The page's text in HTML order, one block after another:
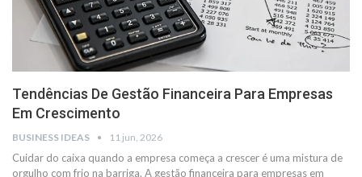
Tendências De Gestão Financeira Para Empresas
Em Crescimento
BUSINESS IDEAS 11 jun, 2026
Cuidar do caixa quando a empresa começa a crescer é uma mistura de
orgulho com frio na barriga. A gestão financeira para empresas em